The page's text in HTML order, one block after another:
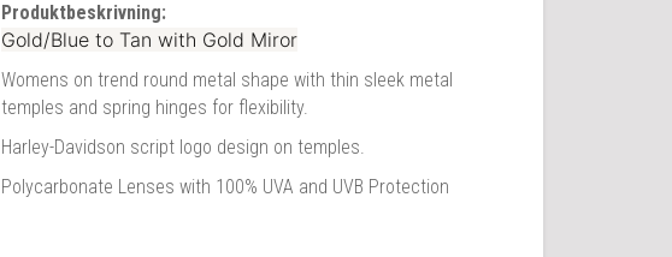
Produktbeskrivning:
Gold/Blue to Tan with Gold Miror
Womens on trend round metal shape with thin sleek metal
temples and spring hinges for flexibility.
Harley-Davidson script logo design on temples.
Polycarbonate Lenses with 100% UVA and UVB Protection